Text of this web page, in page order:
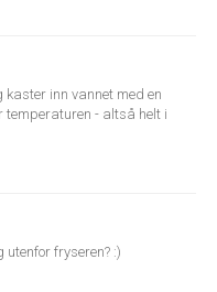
kaster inn vannet med en
temperaturen - altså helt i
fryseren? :)